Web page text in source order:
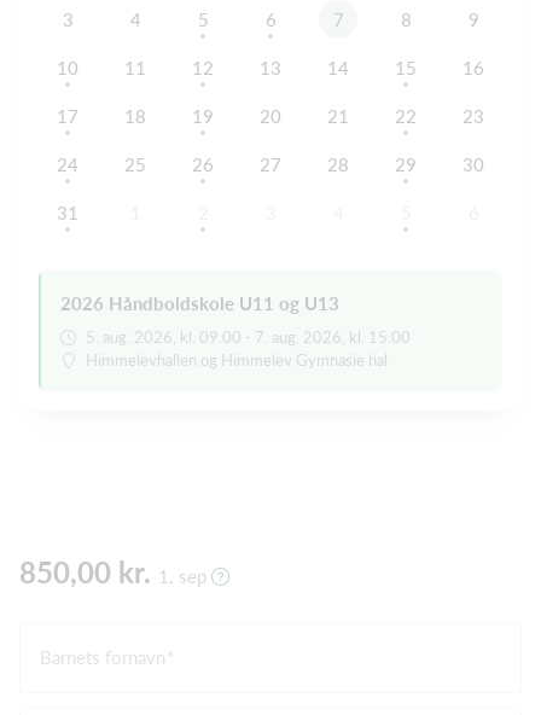
3 4 5 6 7 8 9
10 11 12 13 14 15 16
17 18 19 20 21 22 23
24 25 26 27 28 29 30
31
2026 Håndboldskole U11 og U13
5. aug. 2026, kl. 09.00 - 7. aug. 2026, kl. 15.00
Himmelevhallen og Himmelev Gymnasie hal
850,00 kr. 1. sep
Barnets fornavn